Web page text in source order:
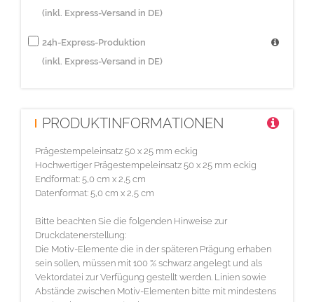
(inkl. Express-Versand in DE)
24h-Express-Produktion
(inkl. Express-Versand in DE)
PRODUKTINFORMATIONEN
Prägestempeleinsatz 50 x 25 mm eckig
Hochwertiger Prägestempeleinsatz 50 x 25 mm eckig
Endformat: 5,0 cm x 2,5 cm
Datenformat: 5,0 cm x 2,5 cm
Bitte beachten Sie die folgenden Hinweise zur
Druckdatenerstellung:
Die Motiv-Elemente die in der späteren Prägung erhaben
sein sollen, müssen mit 100 % schwarz angelegt und als
Vektordatei zur Verfügung gestellt werden. Linien sowie
Abstände zwischen Motiv-Elementen bitte mit mindestens